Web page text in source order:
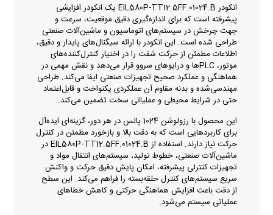
انکودر EIL580P-TT12.5FF.01024.B یک انکودر افزایشی
پیشرفته است که برای اندازه‌گیری دقیق موقعیت، سرعت و
جهت چرخش در سیستم‌های اتوماسیون و ماشین‌آلات صنعتی
طراحی شده است. این انکودر با ارائه سیگنال‌های پایدار و دقیق،
اطلاعات مطمئن از حرکت شفت را در اختیار کنترل‌کننده‌های
موتور، PLCها و درایوهای سروو قرار می‌دهد و نقش مهمی در
هماهنگی و عملکرد صحیح تجهیزات صنعتی ایفا می‌کند. طراحی
مهندسی‌شده و بدنه مقاوم آن عملکردی یکنواخت و قابل‌اعتماد
حتی در شرایط محیطی و عملیاتی سخت تضمین می‌کند.
این محصول با رزولوشن 1024 پالس در هر دور، گزینه‌ای ایده‌آل
برای کاربردهایی است که به دقت بالا و بازخورد مطمئن در کنترل
حرکت نیاز دارند. استفاده از EIL580P‑TT12.5FF.01024.B در
ماشین‌آلات صنعتی، خطوط تولید، سیستم‌های انتقال مواد و
تجهیزات کنترلی پیشرفته، امکان پایش دقیق حرکت و واکنش
سریع سیستم‌های کنترل حلقه‌بسته را فراهم می‌کند. این سطح
از دقت باعث افزایش هماهنگی حرکتی و کاهش خطاهای
عملیاتی سیستم می‌شود.